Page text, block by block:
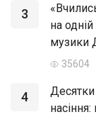
3
на
музики
35604
4
Десятки